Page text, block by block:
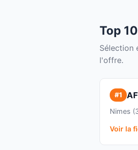
Top
Sélection
l'offre.
#1
Nimes
Voir la